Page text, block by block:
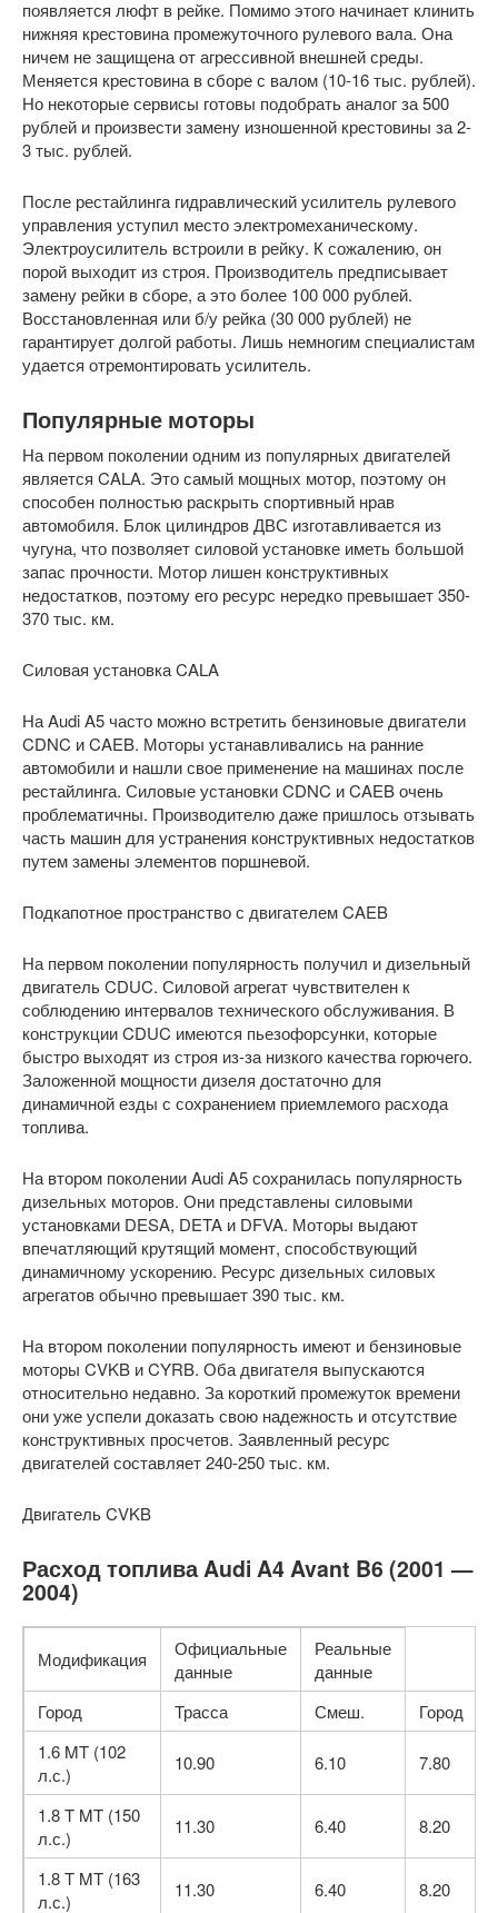
появляется люфт в рейке. Помимо этого начинает клинить
нижняя крестовина промежуточного рулевого вала. Она
ничем не защищена от агрессивной внешней среды.
Меняется крестовина в сборе с валом (10-16 тыс. рублей).
Но некоторые сервисы готовы подобрать аналог за 500
рублей и произвести замену изношенной крестовины за 2-
3 тыс. рублей.
После рестайлинга гидравлический усилитель рулевого
управления уступил место электромеханическому.
Электроусилитель встроили в рейку. К сожалению, он
порой выходит из строя. Производитель предписывает
замену рейки в сборе, а это более 100 000 рублей.
Восстановленная или б/у рейка (30 000 рублей) не
гарантирует долгой работы. Лишь немногим специалистам
удается отремонтировать усилитель.
Популярные моторы
На первом поколении одним из популярных двигателей
является CALA. Это самый мощных мотор, поэтому он
способен полностью раскрыть спортивный нрав
автомобиля. Блок цилиндров ДВС изготавливается из
чугуна, что позволяет силовой установке иметь большой
запас прочности. Мотор лишен конструктивных
недостатков, поэтому его ресурс нередко превышает 350-
370 тыс. км.
Силовая установка CALA
На Audi A5 часто можно встретить бензиновые двигатели
CDNC и CAEB. Моторы устанавливались на ранние
автомобили и нашли свое применение на машинах после
рестайлинга. Силовые установки CDNC и CAEB очень
проблематичны. Производителю даже пришлось отзывать
часть машин для устранения конструктивных недостатков
путем замены элементов поршневой.
Подкапотное пространство с двигателем CAEB
На первом поколении популярность получил и дизельный
двигатель CDUC. Силовой агрегат чувствителен к
соблюдению интервалов технического обслуживания. В
конструкции CDUC имеются пьезофорсунки, которые
быстро выходят из строя из-за низкого качества горючего.
Заложенной мощности дизеля достаточно для
динамичной езды с сохранением приемлемого расхода
топлива.
На втором поколении Audi A5 сохранилась популярность
дизельных моторов. Они представлены силовыми
установками DESA, DETA и DFVA. Моторы выдают
впечатляющий крутящий момент, способствующий
динамичному ускорению. Ресурс дизельных силовых
агрегатов обычно превышает 390 тыс. км.
На втором поколении популярность имеют и бензиновые
моторы CVKB и CYRB. Оба двигателя выпускаются
относительно недавно. За короткий промежуток времени
они уже успели доказать свою надежность и отсутствие
конструктивных просчетов. Заявленный ресурс
двигателей составляет 240-250 тыс. км.
Двигатель CVKB
Расход топлива Audi A4 Avant B6 (2001 —
2004)
Модификация
Официальные
данные
Реальные
данные
Город
Трасса Смеш. Город
1.6 MT (102
л.с.)
10.90 6.10 7.80
1.8 T MT (150
л.с.)
11.30 6.40 8.20
1.8 T MT (163
л.с.)
11.30 6.40 8.20